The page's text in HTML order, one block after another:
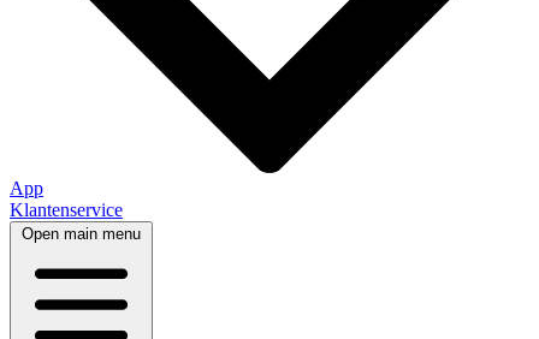
App
Klantenservice
Open main menu